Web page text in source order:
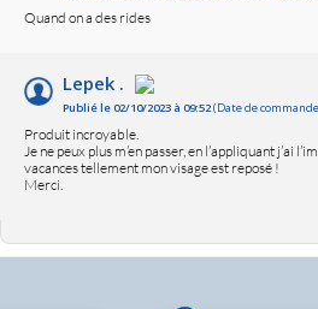
Quand on a des rides
Lepek .
Publié le 02/10/2023 à 09:52(Date de
Produit incroyable.
Je ne peux plus m’en passer, en l’appliquant j’ai
vacances tellement mon visage est reposé !
Merci.